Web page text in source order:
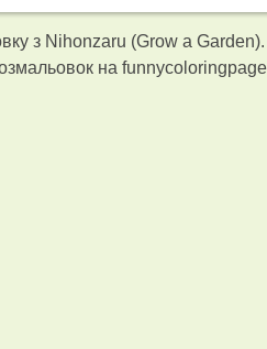
з Nihonzaru (Grow a
на